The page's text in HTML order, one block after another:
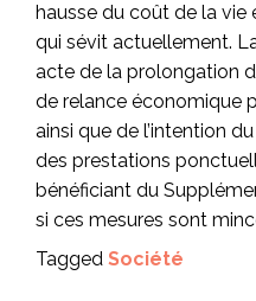
hausse du coût de la
qui sévit actuellement.
acte de la prolongation
de relance économique
ainsi que de l’intention
des prestations
bénéficiant du
si ces mesures sont
Tagged Société